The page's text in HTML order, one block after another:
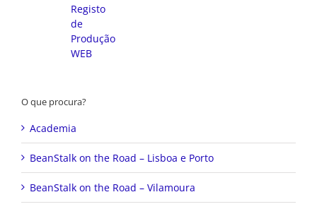
O que procura?
Academia
BeanStalk on the Road – Lisboa e Porto
BeanStalk on the Road – Vilamoura